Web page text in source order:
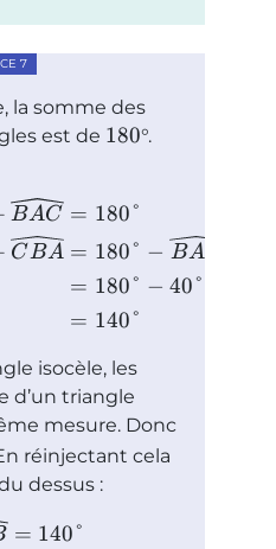
la somme des
est de 180°.
BAC
CBA
= 180°
= 180° − BAC
= 180° − 40°
= 140°
isocèle, les
d’un triangle
mesure. Donc
réinjectant cela
dessus :
= 140°